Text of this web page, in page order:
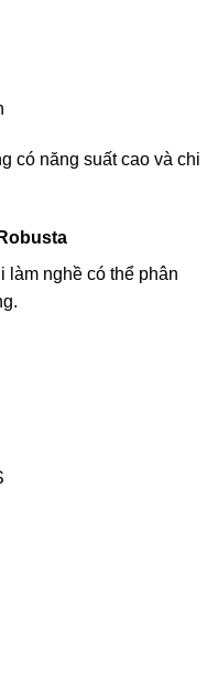
có năng suất cao và chi
làm nghề có thể phân